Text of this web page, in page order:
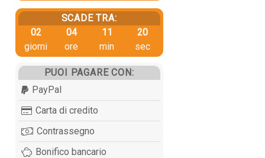
SCADE TRA:
02
giorni
04
ore
11
min
19
sec
PUOI PAGARE CON:
PayPal
Carta di credito
Contrassegno
Bonifico bancario